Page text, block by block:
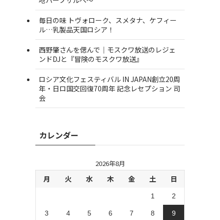
毎日の味 トヴォローク、スメタナ、ケフィー
ル…乳製品天国ロシア！
西野肇さんを偲んで｜モスクワ放送のレジェ
ンドDJと『冒険のモスクワ放送』
ロシア文化フェスティバル IN JAPAN創立20周
年・日ロ国交回復70周年 記念レセプション 司
会
カレンダー
2026年8月
月 火 水 木 金 土 日
1 2
3 4 5 6 7 8 9